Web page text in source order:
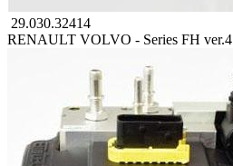
29.030.32414
RENAULT VOLVO - Series FH ver.4